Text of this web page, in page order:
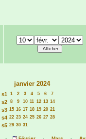
janvier 2024
s1 1 2 3 4 5 6 7
s2 8 9 10 11 12 13 14
s3 15 16 17 18 19 20 21
s4 22 23 24 25 26 27 28
s5 29 30 31